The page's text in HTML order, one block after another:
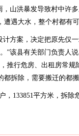
山洪暴发导致村中许
遇大水，整个村都有可
方案，决定把原先仅
”该县有关部门负责人
推行危房、出租房常规
拆除，需要搬迁的都搬
133851平方米，拆除